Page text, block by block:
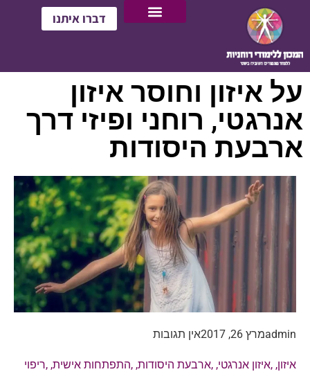
דברו איתנו
על איזון וחוסר איזון
אנרגטי, רוחני ופיזי דרך
ארבעת היסודות
adminמרץ 26, 2017 אין תגובות
איזון, ,איזון אנרגטי, ,ארבעת היסודות, ,התפתחות אישית, ,ריפוי